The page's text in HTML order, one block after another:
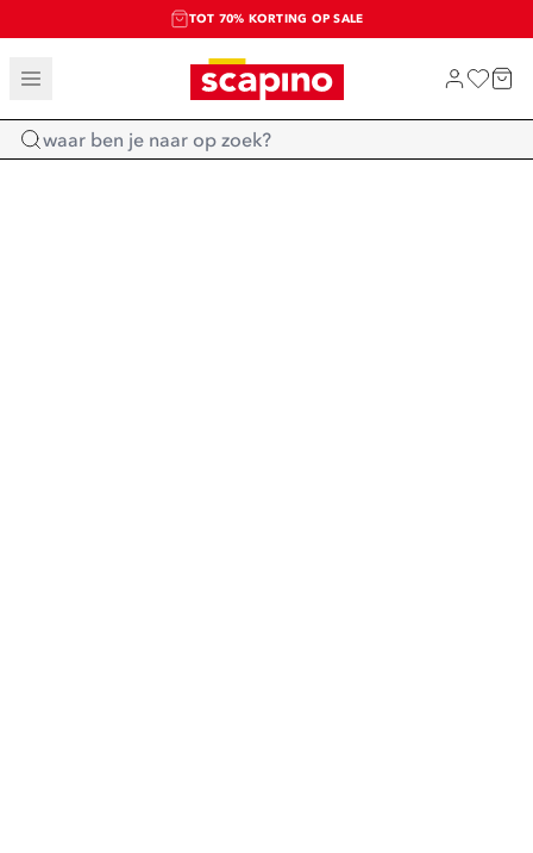
TOT 70% KORTING OP SALE
SALE: LAATSTE KANS!
SHOP NIEUW
Home